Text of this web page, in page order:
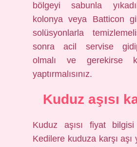
bölgeyi sabunla
kolonya veya Batticon
solüsyonlarla
sonra acil servise
olmalı ve gerekirse
yaptırmalısınız.
Kuduz aşısı
Kuduz aşısı fiyat
Kedilere kuduza karşı aşı